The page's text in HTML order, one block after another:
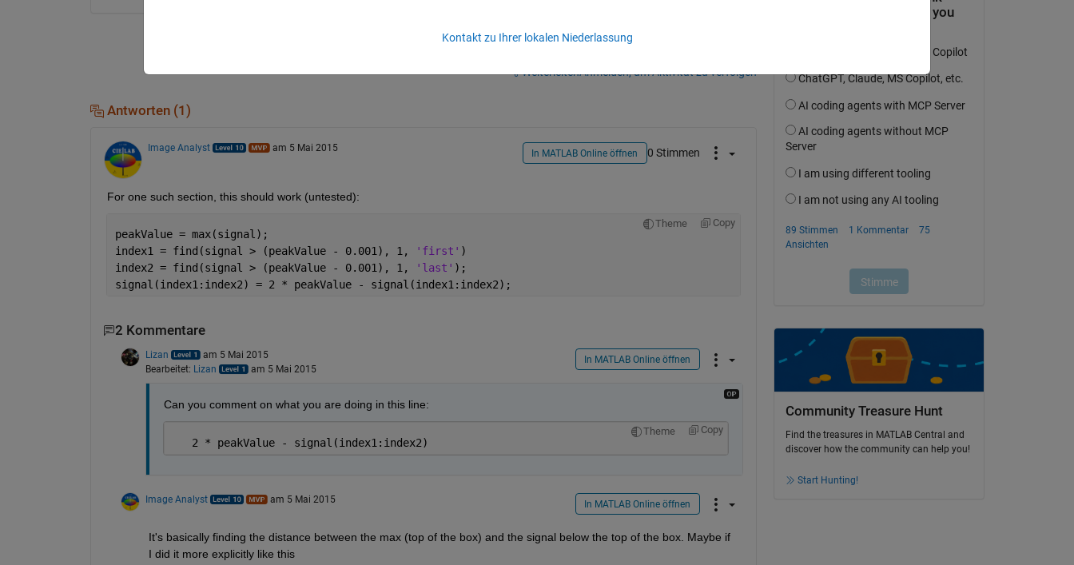
Melden Sie sich an, um diese Frage zu beantworten.
WeiterleitenAnmelden, um Aktivität zu verfolgen
Antworten (1)
Image Analyst am 5 Mai 2015 In MATLAB Online öffnen 0 Stimmen
For one such section, this should work (untested):
Theme Copy
peakValue = max(signal);
index1 = find(signal > (peakValue - 0.001), 1,
'first' )
index2 = find(signal > (peakValue - 0.001), 1,
'last' );
signal(index1:index2) = 2 * peakValue - signal(index1:index2);
2 Kommentare
Lizan
am 5 Mai 2015
Bearbeitet: Lizan am 5 Mai 2015
In MATLAB Online öffnen
Can you comment on what you are doing in this line:
Theme Copy
   2 * peakValue - signal(index1:index2)
Image Analyst am 5 Mai 2015 In MATLAB Online öffnen
It's basically finding the distance between the max (top of the box) and the signal below the top of the box. Maybe if
I did it more explicitly like this
Community Treasure Hunt
Find the treasures in MATLAB Central and
discover how the community can help you!
Start Hunting!
Kontakt zu Ihrer lokalen Niederlassung